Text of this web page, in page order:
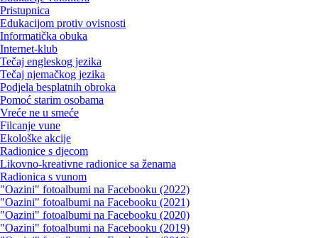
Pristupnica
Edukacijom protiv ovisnosti
Informatička obuka
Internet-klub
Tečaj engleskog jezika
Tečaj njemačkog jezika
Podjela besplatnih obroka
Pomoć starim osobama
Vreće ne u smeće
Filcanje vune
Ekološke akcije
Radionice s djecom
Likovno-kreativne radionice sa ženama
Radionica s vunom
"Oazini" fotoalbumi na Facebooku (2022)
"Oazini" fotoalbumi na Facebooku (2021)
"Oazini" fotoalbumi na Facebooku (2020)
"Oazini" fotoalbumi na Facebooku (2019)